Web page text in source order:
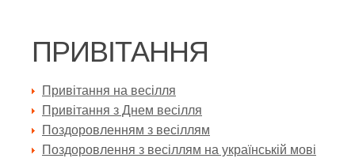
ПРИВІТАННЯ
Привітання на весілля
Привітання з Днем весілля
Поздоровленням з весіллям
Поздоровлення з весіллям на українській мові